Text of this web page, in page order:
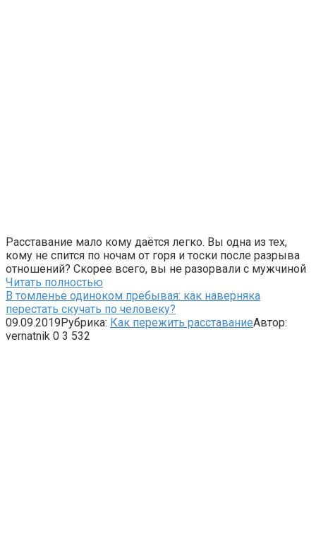
Расставание мало кому даётся легко. Вы одна из тех,
кому не спится по ночам от горя и тоски после разрыва
отношений? Скорее всего, вы не разорвали с мужчиной
Читать полностью
В томленье одиноком пребывая: как наверняка
перестать скучать по человеку?
09.09.2019Рубрика: Как пережить расставаниеАвтор:
vernatnik 0 3 532